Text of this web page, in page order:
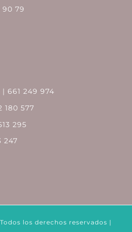
90 79
| 661 249 974
180 577
295
247
los derechos reservados |